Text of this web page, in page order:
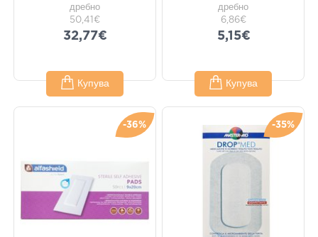
дребно
50,41€
32,77€
Купува
дребно
6,86€
5,15€
Купува
-36% -35%